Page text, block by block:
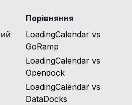
Порівняння
LoadingCalendar vs
GoRamp
LoadingCalendar vs
Opendock
LoadingCalendar vs
DataDocks